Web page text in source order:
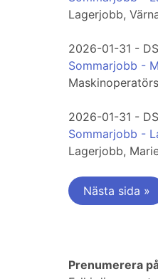
Lagerjobb,
2026-01-31 -
Sommarjobb -
2026-01-31 -
Sommarjobb -
Lagerjobb,
Nästa sida »
Prenumerera